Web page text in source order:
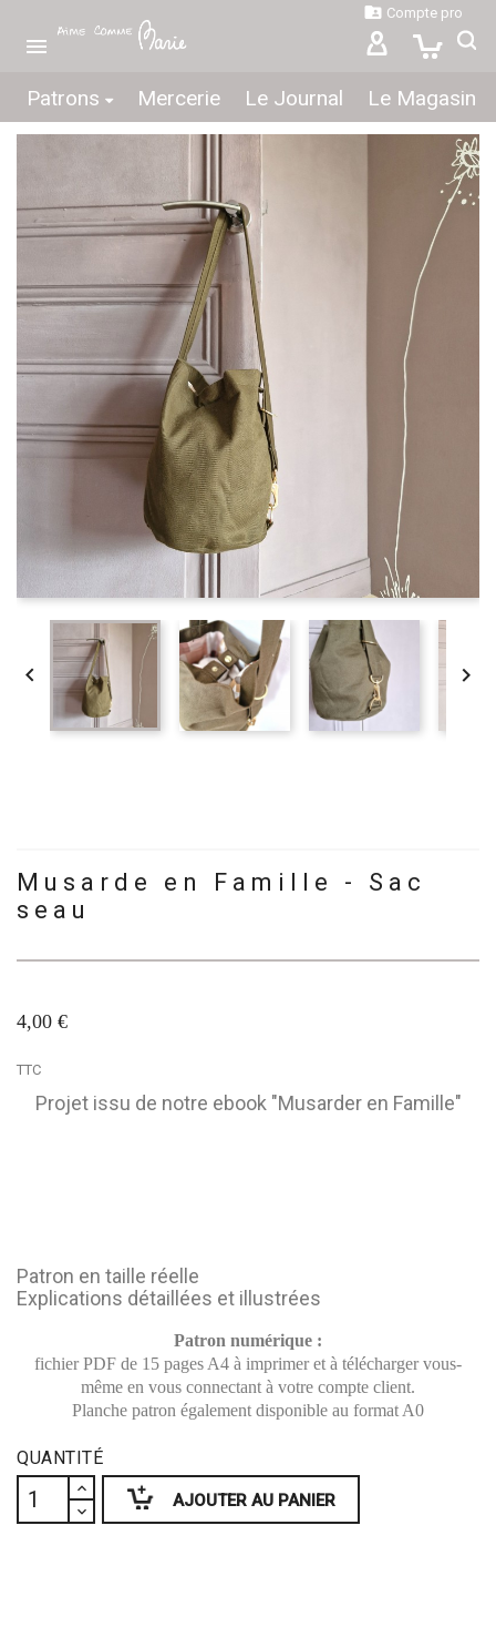
Patrons Mercerie Le Journal Le Magasin
 Compte pro

 
Musarde en Famille - Sac
seau
4,00 €
TTC
Projet issu de notre ebook "Musarder en Famille"
Patron en taille réelle
Explications détaillées et illustrées
Patron numérique :
fichier PDF de 15 pages A4 à imprimer et à télécharger vous-
même en vous connectant à votre compte client.
Planche patron également disponible au format A0
QUANTITÉ
AJOUTER AU PANIER